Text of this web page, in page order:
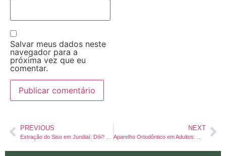
Salvar meus dados neste
navegador para a
próxima vez que eu
comentar.
PREVIOUS NEXT